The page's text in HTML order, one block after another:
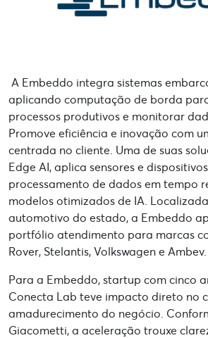
A Embeddo integra sistemas
aplicando computação de borda
processos produtivos e monitorar
Promove eficiência e inovação com
centrada no cliente. Uma de suas
Edge AI, aplica sensores e
processamento de dados em tempo
modelos otimizados de IA.
automotivo do estado, a Embeddo
portfólio atendimento para marcas
Rover, Stelantis, Volkswagen e Ambev.
Para a Embeddo, startup com cinco
Conecta Lab teve impacto direto no
amadurecimento do negócio.
Giacometti, a aceleração trouxe